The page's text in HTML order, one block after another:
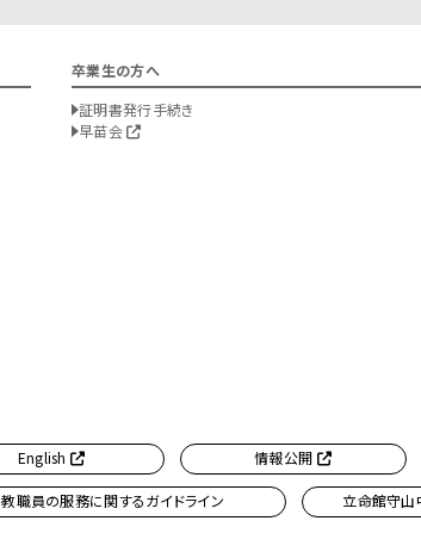
卒業生の方へ
証明書発行手続き
早苗会
English 情報公開
教職員の服務に関するガイドライン 立命館守山